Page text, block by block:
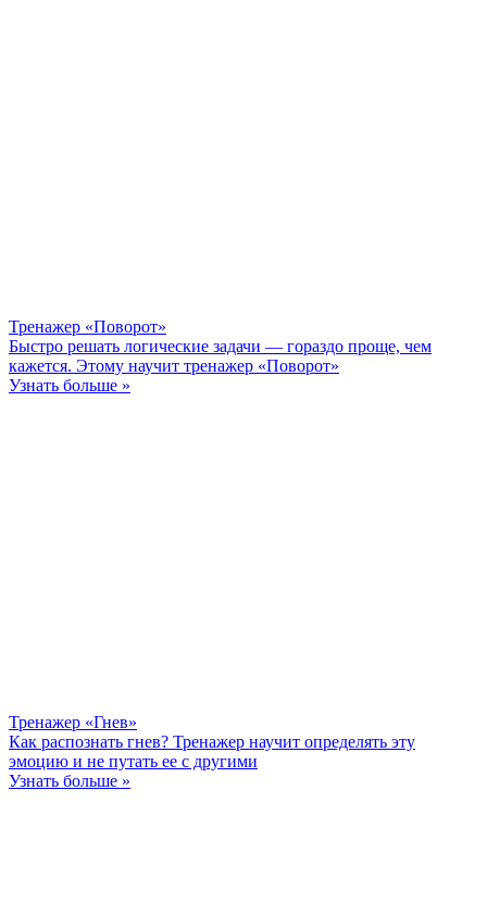
Тренажер «Поворот»
Быстро решать логические задачи — гораздо проще, чем
кажется. Этому научит тренажер «Поворот»
Узнать больше »
Тренажер «Гнев»
Как распознать гнев? Тренажер научит определять эту
эмоцию и не путать ее с другими
Узнать больше »